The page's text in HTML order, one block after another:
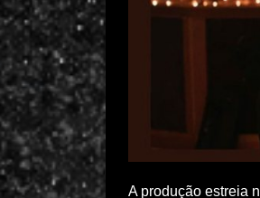
A produção estreia